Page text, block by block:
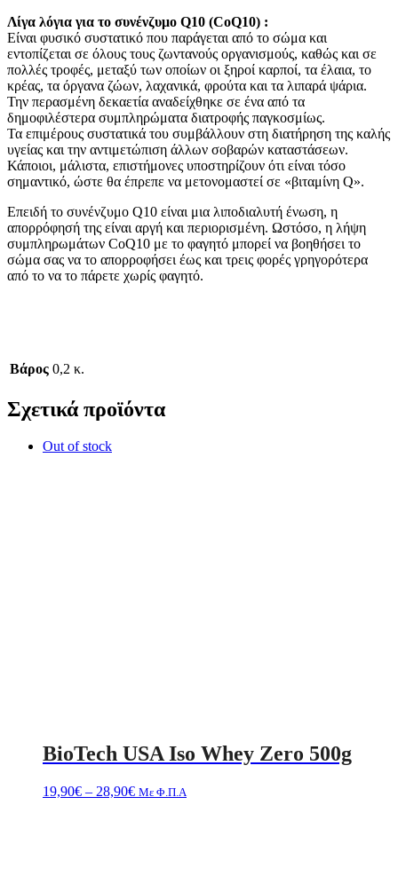
Λίγα λόγια για το συνένζυμο Q10 (CoQ10) :
Είναι φυσικό συστατικό που παράγεται από το σώμα και
εντοπίζεται σε όλους τους ζωντανούς οργανισμούς, καθώς και σε
πολλές τροφές, μεταξύ των οποίων οι ξηροί καρποί, τα έλαια, το
κρέας, τα όργανα ζώων, λαχανικά, φρούτα και τα λιπαρά ψάρια.
Την περασμένη δεκαετία αναδείχθηκε σε ένα από τα
δημοφιλέστερα συμπληρώματα διατροφής παγκοσμίως.
Τα επιμέρους συστατικά του συμβάλλουν στη διατήρηση της καλής
υγείας και την αντιμετώπιση άλλων σοβαρών καταστάσεων.
Κάποιοι, μάλιστα, επιστήμονες υποστηρίζουν ότι είναι τόσο
σημαντικό, ώστε θα έπρεπε να μετονομαστεί σε «βιταμίνη Q».
Επειδή το συνένζυμο Q10 είναι μια λιποδιαλυτή ένωση, η
απορρόφησή της είναι αργή και περιορισμένη. Ωστόσο, η λήψη
συμπληρωμάτων CoQ10 με το φαγητό μπορεί να βοηθήσει το
σώμα σας να το απορροφήσει έως και τρεις φορές γρηγορότερα
από το να το πάρετε χωρίς φαγητό.
Βάρος 0,2 κ.
Σχετικά προϊόντα
Out of stock
BioTech USA Iso Whey Zero 500g
19,90€ – 28,90€Price
Με Φ.Π.Α